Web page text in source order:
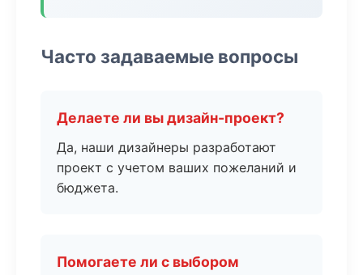
Часто задаваемые вопросы
Делаете ли вы дизайн-проект?
Да, наши дизайнеры разработают
проект с учетом ваших пожеланий и
бюджета.
Помогаете ли с выбором